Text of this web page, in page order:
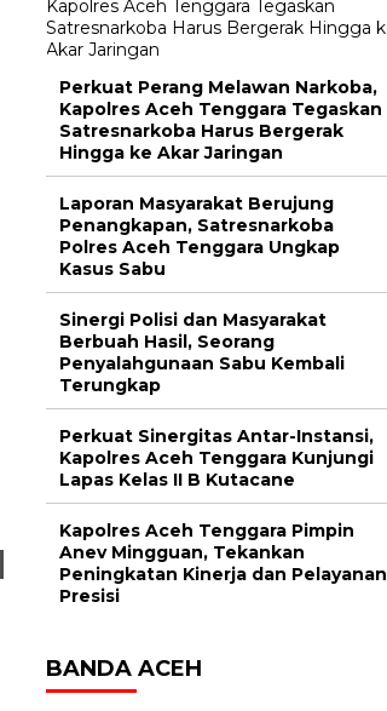
Perkuat Perang Melawan Narkoba,
Kapolres Aceh Tenggara Tegaskan
Satresnarkoba Harus Bergerak
Hingga ke Akar Jaringan
Laporan Masyarakat Berujung
Penangkapan, Satresnarkoba
Polres Aceh Tenggara Ungkap
Kasus Sabu
Sinergi Polisi dan Masyarakat
Berbuah Hasil, Seorang
Penyalahgunaan Sabu Kembali
Terungkap
Perkuat Sinergitas Antar-Instansi,
Kapolres Aceh Tenggara Kunjungi
Lapas Kelas II B Kutacane
Kapolres Aceh Tenggara Pimpin
Anev Mingguan, Tekankan
Peningkatan Kinerja dan Pelayanan
Presisi
BANDA ACEH